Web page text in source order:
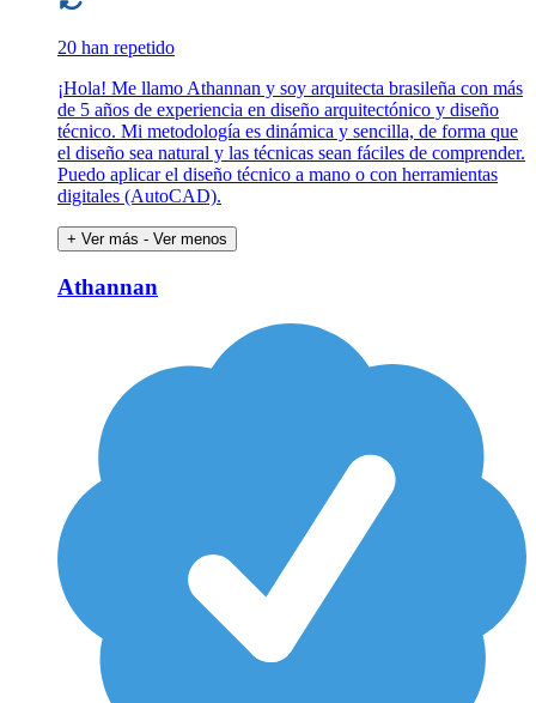
20 han repetido
¡Hola! Me llamo Athannan y soy arquitecta brasileña con más
de 5 años de experiencia en diseño arquitectónico y diseño
técnico. Mi metodología es dinámica y sencilla, de forma que
el diseño sea natural y las técnicas sean fáciles de comprender.
Puedo aplicar el diseño técnico a mano o con herramientas
digitales (AutoCAD).
+ Ver más - Ver menos
Athannan